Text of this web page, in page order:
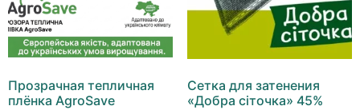
Прозрачная тепличная
плёнка AgroSave
Сетка для затенения
«Добра сіточка» 45%